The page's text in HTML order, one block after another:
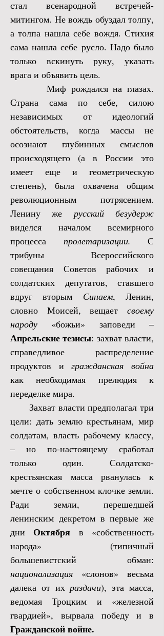
стал всенародной встречей-
митингом. Не вождь обуздал толпу,
а толпа нашла себе вождя. Стихия
сама нашла себе русло. Надо было
только вскинуть руку, указать
врага и объявить цель.
Миф рождался на глазах.
Страна сама по себе, силою
независимых от идеологий
обстоятельств, когда массы не
осознают глубинных смыслов
происходящего (а в России это
имеет еще и геометрическую
степень), была охвачена общим
революционным потрясением.
Ленину же русский безудерж
виделся началом всемирного
процесса пролетаризации. С
трибуны Всероссийского
совещания Советов рабочих и
солдатских депутатов, ставшего
вдруг вторым Синаем, Ленин,
словно Моисей, вещает своему
народу «божьи» заповеди –
Апрельские тезисы: захват власти,
справедливое распределение
продуктов игражданская война
как необходимая прелюдия к
переделке мира.
Захват власти предполагал три
цели: дать землю крестьянам, мир
солдатам, власть рабочему классу,
– но по-настоящему сработал
только один. Солдатско-
крестьянская масса рванулась к
мечте о собственном клочке земли.
Ради земли, перешедшей
ленинским декретом в первые же
дни Октября в «собственность
народа» (типичный
большевистский обман:
национализация «слонов» весьма
далека от ихраздачи), эта масса,
ведомая Троцким и «железной
гвардией», вырвала победу и в
Гражданской войне.